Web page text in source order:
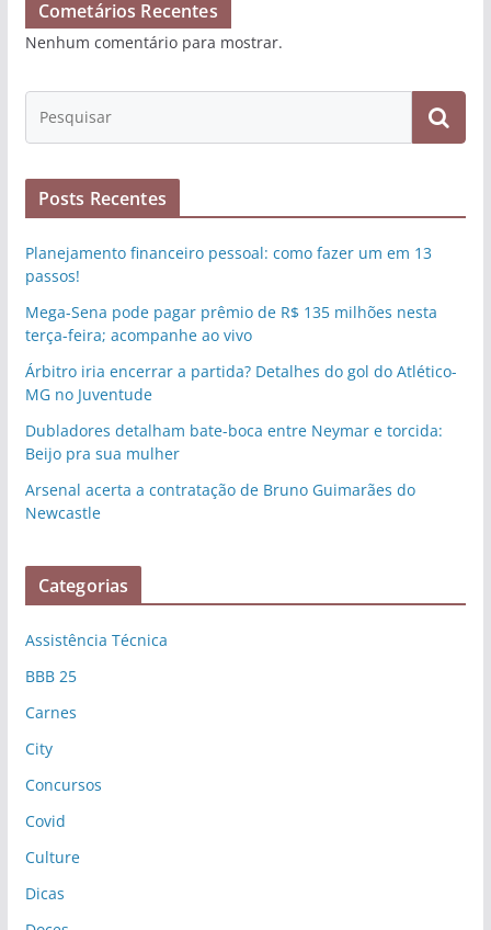
Cometários Recentes
Nenhum comentário para mostrar.
Posts Recentes
Planejamento financeiro pessoal: como fazer um em 13
passos!
Mega-Sena pode pagar prêmio de R$ 135 milhões nesta
terça-feira; acompanhe ao vivo
Árbitro iria encerrar a partida? Detalhes do gol do Atlético-
MG no Juventude
Dubladores detalham bate-boca entre Neymar e torcida:
Beijo pra sua mulher
Arsenal acerta a contratação de Bruno Guimarães do
Newcastle
Categorias
Assistência Técnica
BBB 25
Carnes
City
Concursos
Covid
Culture
Dicas